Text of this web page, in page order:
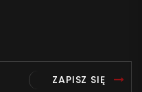
ZAPISZ SIĘ